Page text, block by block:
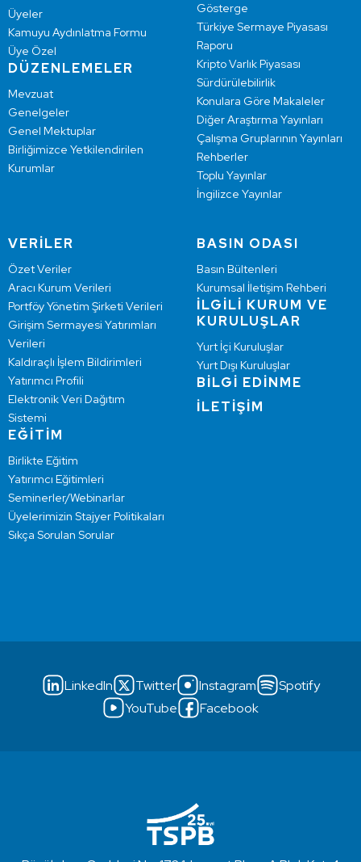
Üyeler
Kamuyu Aydınlatma Formu
Üye Özel
DÜZENLEMELER
Mevzuat
Genelgeler
Genel Mektuplar
Birliğimizce Yetkilendirilen
Kurumlar
Gösterge
Türkiye Sermaye Piyasası
Raporu
Kripto Varlık Piyasası
Sürdürülebilirlik
Konulara Göre Makaleler
Diğer Araştırma Yayınları
Çalışma Gruplarının Yayınları
Rehberler
Toplu Yayınlar
İngilizce Yayınlar
VERİLER
Özet Veriler
Aracı Kurum Verileri
Portföy Yönetim Şirketi Verileri
Girişim Sermayesi Yatırımları
Verileri
Kaldıraçlı İşlem Bildirimleri
Yatırımcı Profili
Elektronik Veri Dağıtım
Sistemi
EĞİTİM
Birlikte Eğitim
Yatırımcı Eğitimleri
Seminerler/Webinarlar
Üyelerimizin Stajyer Politikaları
Sıkça Sorulan Sorular
BASIN ODASI
Basın Bültenleri
Kurumsal İletişim Rehberi
İLGİLİ KURUM VE
KURULUŞLAR
Yurt İçi Kuruluşlar
Yurt Dışı Kuruluşlar
BİLGİ EDİNME
İLETİŞİM
LinkedIn Twitter Instagram
Spotify
YouTube
Facebook